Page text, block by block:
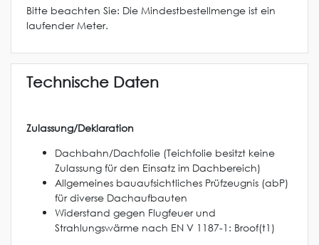
Bitte beachten Sie: Die Mindestbestellmenge ist ein
laufender Meter.
Technische Daten
Zulassung/Deklaration
Dachbahn/Dachfolie (Teichfolie besitzt keine
Zulassung für den Einsatz im Dachbereich)
Allgemeines bauaufsichtliches Prüfzeugnis (abP)
für diverse Dachaufbauten
Widerstand gegen Flugfeuer und
Strahlungswärme nach EN V 1187-1: Broof(t1)